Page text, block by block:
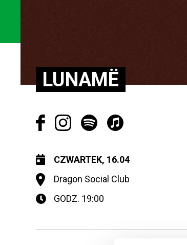
LUNAMË
CZWARTEK, 16.04
Dragon Social Club
GODZ. 19:00